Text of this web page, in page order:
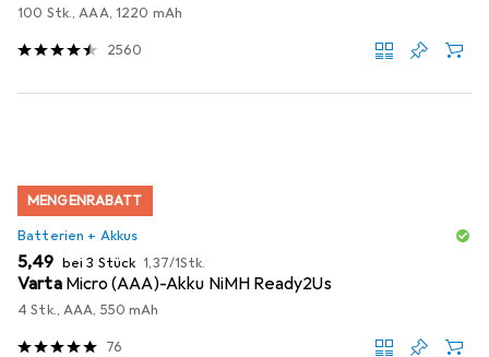
100 Stk., AAA, 1220 mAh
2560
MENGENRABATT
Batterien + Akkus
EUR
5,49 bei 3 Stück EUR
1,37/1Stk.
Varta Micro (AAA)-Akku NiMH Ready2Us
4 Stk., AAA, 550 mAh
76